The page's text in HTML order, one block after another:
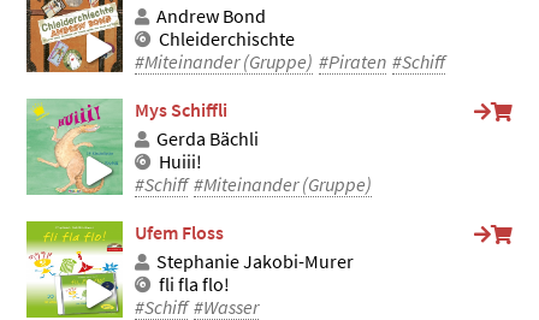
Andrew Bond
Chleiderchischte
#Miteinander (Gruppe) #Piraten #Schiff
Mys Schiffli
Gerda Bächli
Huiii!
#Schiff #Miteinander (Gruppe)
Ufem Floss
Stephanie Jakobi-Murer
fli fla flo!
#Schiff #Wasser